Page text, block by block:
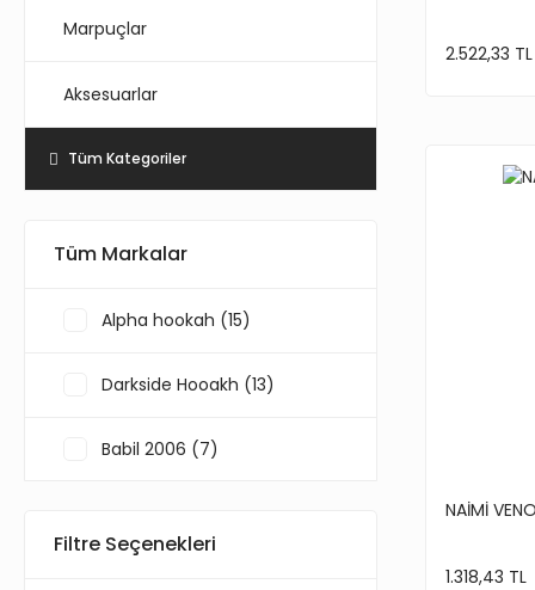
Marpuçlar
Aksesuarlar
Tüm Kategoriler
Tüm Markalar
Alpha hookah (15)
Darkside Hooakh (13)
Babil 2006 (7)
Filtre Seçenekleri
2.522,33 TL
NAİMİ
1.318,43 TL